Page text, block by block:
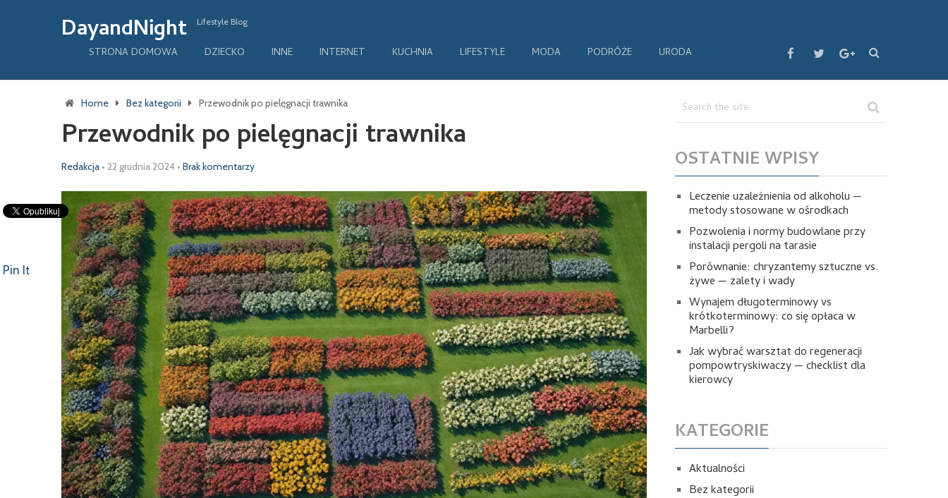
DayandNight Lifestyle Blog
STRONA DOMOWA DZIECKO INNE INTERNET KUCHNIA LIFESTYLE MODA PODRÓŻE URODA
Home Bez kategorii Przewodnik po pielęgnacji trawnika
Przewodnik po pielęgnacji trawnika
Redakcja • 22 grudnia 2024 • Brak komentarzy
Pin It
OSTATNIE WPISY
Leczenie uzależnienia od alkoholu —
metody stosowane w ośrodkach
Pozwolenia i normy budowlane przy
instalacji pergoli na tarasie
Porównanie: chryzantemy sztuczne vs.
żywe — zalety i wady
Wynajem długoterminowy vs
krótkoterminowy: co się opłaca w
Marbelli?
Jak wybrać warsztat do regeneracji
pompowtryskiwaczy — checklist dla
kierowcy
KATEGORIE
Aktualności
Bez kategorii